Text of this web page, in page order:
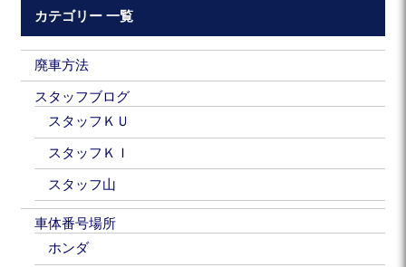
カテゴリー 一覧
廃車方法
スタッフブログ
スタッフＫＵ
スタッフＫＩ
スタッフ山
車体番号場所
ホンダ